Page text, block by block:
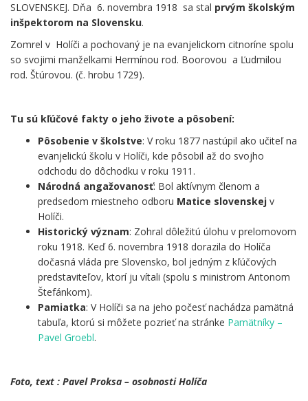
SLOVENSKEJ. Dňa 6. novembra 1918 sa stal prvým školským
inšpektorom na Slovensku.
Zomrel v Holíči a pochovaný je na evanjelickom citnoríne spolu
so svojimi manželkami Hermínou rod. Boorovou a Ľudmilou
rod. Štúrovou. (č. hrobu 1729).
Tu sú kľúčové fakty o jeho živote a pôsobení:
Pôsobenie v školstve: V roku 1877 nastúpil ako učiteľ na
evanjelickú školu v Holíči, kde pôsobil až do svojho
odchodu do dôchodku v roku 1911.
Národná angažovanosť: Bol aktívnym členom a
predsedom miestneho odboru Matice slovenskej v
Holíči.
Historický význam: Zohral dôležitú úlohu v prelomovom
roku 1918. Keď 6. novembra 1918 dorazila do Holíča
dočasná vláda pre Slovensko, bol jedným z kľúčových
predstaviteľov, ktorí ju vítali (spolu s ministrom Antonom
Štefánkom).
Pamiatka: V Holíči sa na jeho počesť nachádza pamätná
tabuľa, ktorú si môžete pozrieť na stránke Pamätníky –
Pavel Groebl.
Foto, text : Pavel Proksa – osobnosti Holíča